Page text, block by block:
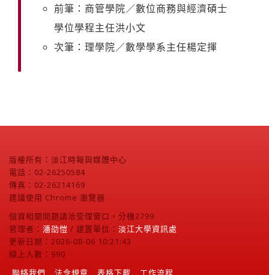
前筆：商管學院／數位商務與經濟碩士
學位學程主任洪小文
次筆：理學院／數學學系主任楊定揮
版權所有：淡江時報與媒體中心
電話：02-26250584
傳真：02-26214169
建議使用 Chrome 瀏覽器
個資相關問題請洽受理窗口，分機2799
管理者： 潘劭愷 / 建置單位： 淡江大學資訊處
更新日期：2026-08-06 10:21:43
線上人數：990
聯絡我們
法令規章 表格下載 工作流程